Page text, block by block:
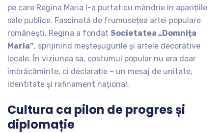
pe care Regina Maria l-a purtat cu mândrie în aparițiile
sale publice. Fascinată de frumusețea artei populare
românești, Regina a fondat Societatea „Domnița
Maria”, sprijinind meșteșugurile și artele decorative
locale. În viziunea sa, costumul popular nu era doar
îmbrăcăminte, ci declarație – un mesaj de unitate,
identitate și rafinament național.
Cultura ca pilon de progres și
diplomație